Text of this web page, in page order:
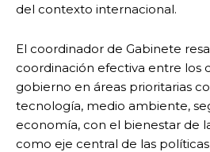
del contexto internacional.
El coordinador de Gabinete
coordinación efectiva entre los
gobierno en áreas prioritarias
tecnología, medio ambiente,
economía, con el bienestar de
como eje central de las